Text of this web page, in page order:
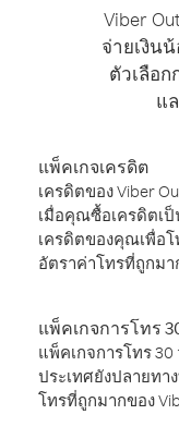
Viber
จ่ายเงิน
ตัวเลือ
แ
แพ็คเกจเครดิต
เครดิตของ Viber
เมื่อคุณซื้อเครดิตเ
เครดิตของคุณเพื่อ
อัตราค่าโทรที่ถูกมา
แพ็คเกจการโทร
แพ็คเกจการโทร
ประเทศยังปลายทา
โทรที่ถูกมากของ